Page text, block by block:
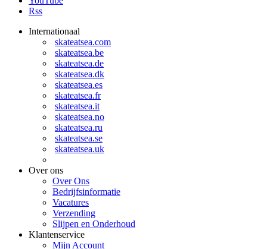
Rss
Internationaal
skateatsea.com
skateatsea.be
skateatsea.de
skateatsea.dk
skateatsea.es
skateatsea.fr
skateatsea.it
skateatsea.no
skateatsea.ru
skateatsea.se
skateatsea.uk
Over ons
Over Ons
Bedrijfsinformatie
Vacatures
Verzending
Slijpen en Onderhoud
Klantenservice
Mijn Account